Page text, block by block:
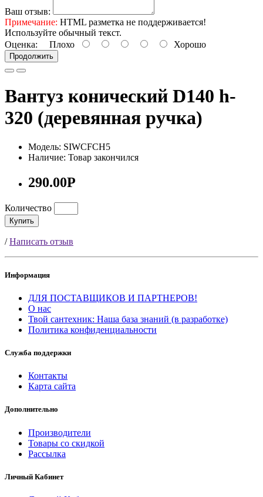
Ваш отзыв:
Примечание: HTML разметка не поддерживается!
Используйте обычный текст.
Оценка: Плохо Хорошо
Продолжить
Вантуз конический D140 h-
320 (деревянная ручка)
Модель: SIWCFCH5
Наличие: Товар закончился
290.00Р
Количество
Купить
/Написать отзыв
Информация
ДЛЯ ПОСТАВЩИКОВ И ПАРТНЕРОВ!
О нас
Твой сантехник: Наша база знаний (в разработке)
Политика конфиденциальности
Служба поддержки
Контакты
Карта сайта
Дополнительно
Производители
Товары со скидкой
Рассылка
Личный Кабинет